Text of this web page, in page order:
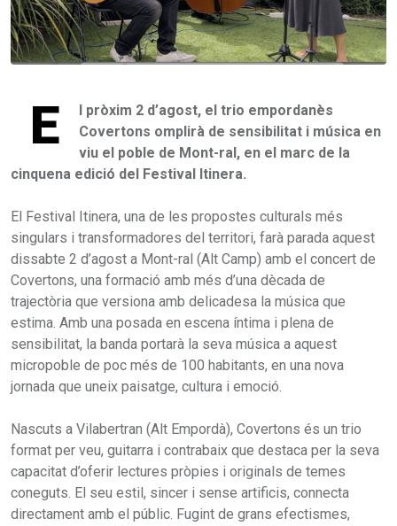
E
l pròxim 2 d’agost, el trio empordanès
Covertons omplirà de sensibilitat i música en
viu el poble de Mont-ral, en el marc de la
cinquena edició del Festival Itinera.
El Festival Itinera, una de les propostes culturals més
singulars i transformadores del territori, farà parada aquest
dissabte 2 d’agost a Mont-ral (Alt Camp) amb el concert de
Covertons, una formació amb més d’una dècada de
trajectòria que versiona amb delicadesa la música que
estima. Amb una posada en escena íntima i plena de
sensibilitat, la banda portarà la seva música a aquest
micropoble de poc més de 100 habitants, en una nova
jornada que uneix paisatge, cultura i emoció.
Nascuts a Vilabertran (Alt Empordà), Covertons és un trio
format per veu, guitarra i contrabaix que destaca per la seva
capacitat d’oferir lectures pròpies i originals de temes
coneguts. El seu estil, sincer i sense artificis, connecta
directament amb el públic. Fugint de grans efectismes,